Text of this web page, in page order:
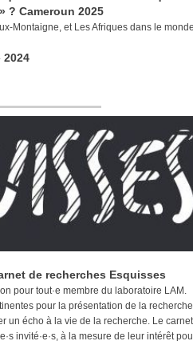
? Cameroun 2025
Montaigne, et Les Afriques dans le
2024
de recherches Esquisses
pour tout·e membre du laboratoire LAM.
pour la présentation de la recherche
un écho à la vie de la recherche. Le carnet
invité·e·s, à la mesure de leur intérêt